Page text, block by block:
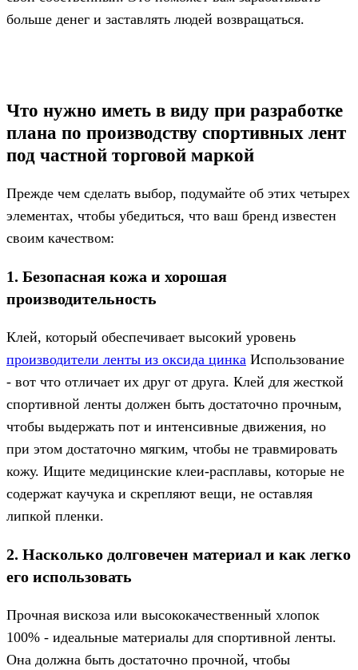
больше денег и заставлять людей возвращаться.
Что нужно иметь в виду при разработке
плана по производству спортивных лент
под частной торговой маркой
Прежде чем сделать выбор, подумайте об этих четырех
элементах, чтобы убедиться, что ваш бренд известен
своим качеством:
1. Безопасная кожа и хорошая
производительность
Клей, который обеспечивает высокий уровень
производители ленты из оксида цинка Использование
- вот что отличает их друг от друга. Клей для жесткой
спортивной ленты должен быть достаточно прочным,
чтобы выдержать пот и интенсивные движения, но
при этом достаточно мягким, чтобы не травмировать
кожу. Ищите медицинские клеи-расплавы, которые не
содержат каучука и скрепляют вещи, не оставляя
липкой пленки.
2. Насколько долговечен материал и как легко
его использовать
Прочная вискоза или высококачественный хлопок
100% - идеальные материалы для спортивной ленты.
Она должна быть достаточно прочной, чтобы